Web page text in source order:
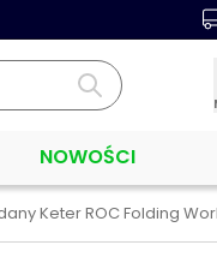
NOWOŚCI
Keter ROC Folding